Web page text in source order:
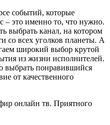
событий, которые
– это именно то, что нужно.
выбрать канал, на котором
со всех уголков планеты. А
широкий выбор крутой
из жизни исполнителей.
выбрать понравившийся
от качественного
онлайн тв. Приятного